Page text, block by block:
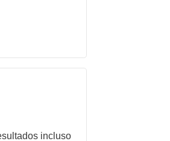
incluso